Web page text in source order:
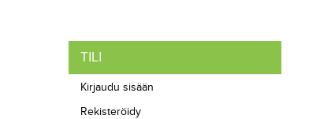
TILI
Kirjaudu sisään
Rekisteröidy